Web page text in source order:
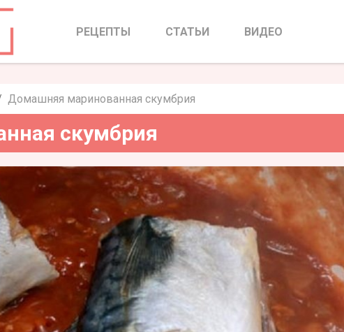
скумбрия
РЕЦЕПТЫ СТАТЬИ ВИДЕО
Домашняя маринованная скумбрия
скумбрия